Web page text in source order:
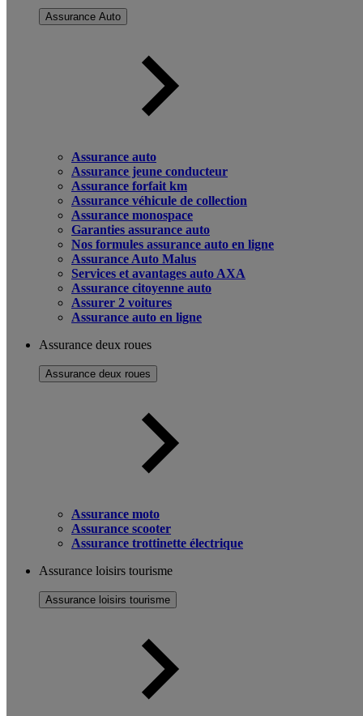
Assurance Auto
Assurance auto
Assurance jeune conducteur
Assurance forfait km
Assurance véhicule de collection
Assurance monospace
Garanties assurance auto
Nos formules assurance auto en ligne
Assurance Auto Malus
Services et avantages auto AXA
Assurance citoyenne auto
Assurer 2 voitures
Assurance auto en ligne
Assurance deux roues
Assurance deux roues
Assurance moto
Assurance scooter
Assurance trottinette électrique
Assurance loisirs tourisme
Assurance loisirs tourisme